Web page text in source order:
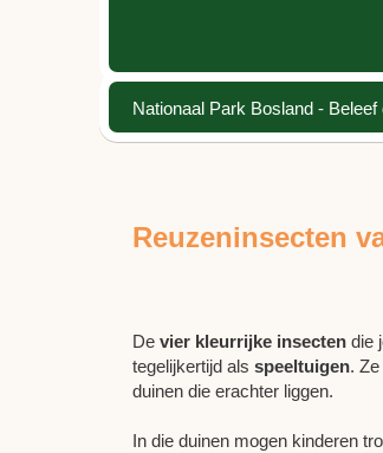
Nationaal Park Bosland - Beleef
Reuzeninsecten
De vier kleurrijke insecten die
tegelijkertijd als speeltuigen.
duinen die erachter liggen.
In die duinen mogen kinderen